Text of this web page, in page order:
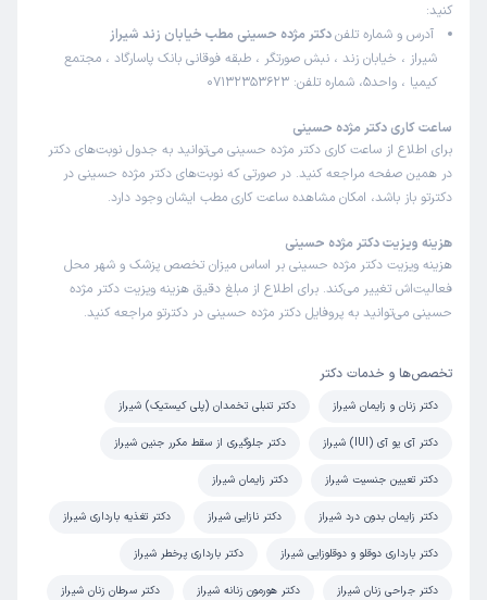
زمان انتظار:0-15 دقیقه
همه چی عالی و خوب
علت مراجعه: درمان سندرم تخمدان پلی‌کیستیک (PCOS)
کاربر دکترتو
نوبت مطب از دکترتو
این پزشک را پیشنهاد میکنم
زمان انتظار:
هم منشی و دکتر و محیط مطب بسیار عالی
این پزشک را پیشنهاد میکنم
زمان انتظار:0-15 دقیقه
دكتر مهمدي بودن كه بسيار مهربون، با حوصله و دقيق مشكلاتو
بررسي ميكردن
کنید:
آدرس و شماره تلفندکتر مژده حسینی مطب خیابان زند شیراز
شیراز ، خیابان زند ، نبش صورتگر ، طبقه فوقانی بانک پاسارگاد ، مجتمع
کیمیا ، واحد5، شماره تلفن: 07132353623
ساعت کاری دکتر مژده حسینی
برای اطلاع از ساعت کاری دکتر مژده حسینی می‌توانید به جدول نوبت‌های دکتر
در همین صفحه مراجعه کنید. در صورتی که نوبت‌های دکتر مژده حسینی در
دکترتو باز باشد، امکان مشاهده ساعت کاری مطب ایشان وجود دارد.
هزینه ویزیت دکتر مژده حسینی
هزینه ویزیت دکتر مژده حسینی بر اساس میزان تخصص پزشک و شهر محل
فعالیت‌اش تغییر می‌کند. برای اطلاع از مبلغ دقیق هزینه ویزیت دکتر مژده
حسینی می‌توانید به پروفایل دکتر مژده حسینی در دکترتو مراجعه کنید.
تخصص‌ها و خدمات دکتر
دکتر زنان و زایمان شیراز دکتر تنبلی تخمدان (پلی کیستیک) شیراز
دکتر آی یو آی (IUI) شیراز دکتر جلوگیری از سقط مکرر جنین شیراز
دکتر تعیین جنسیت شیراز دکتر زایمان شیراز
دکتر زایمان بدون درد شیراز دکتر نازایی شیراز دکتر تغذیه بارداری شیراز
دکتر بارداری دوقلو و دوقلوزایی شیراز دکتر بارداری پرخطر شیراز
دکتر جراحی زنان شیراز دکتر هورمون زنانه شیراز دکتر سرطان زنان شیراز